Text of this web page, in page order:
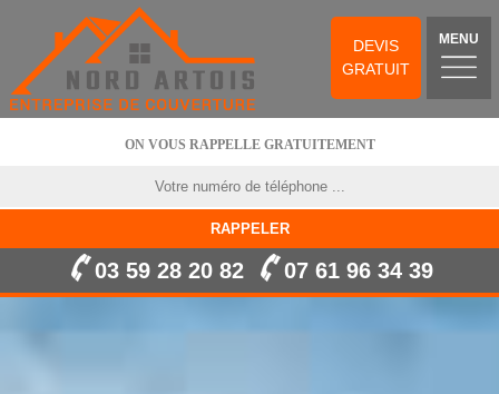
DEVIS
GRATUIT
MENU
ON VOUS RAPPELLE GRATUITEMENT
03 59 28 20 82 07 61 96 34 39